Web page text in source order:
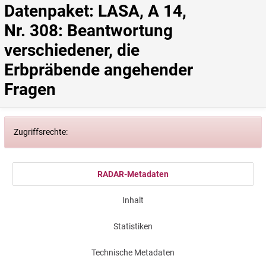
Datenpaket: LASA, A 14,
Nr. 308: Beantwortung
verschiedener, die
Erbpräbende angehender
Fragen
Zugriffsrechte:
RADAR-Metadaten
Inhalt
Statistiken
Technische Metadaten